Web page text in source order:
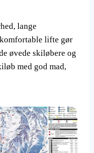
lange
lifte gør
øvede skiløbere og
med god mad,